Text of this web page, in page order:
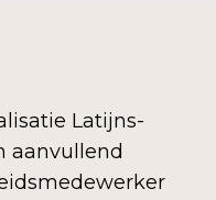
Latijns-
aanvullend